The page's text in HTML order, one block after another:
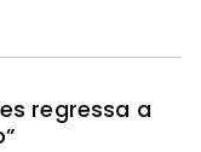
regressa a